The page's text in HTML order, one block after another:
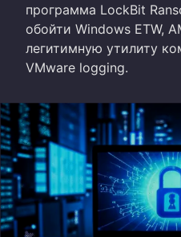
программа LockBit
обойти Windows ETW,
легитимную утилиту
VMware logging.